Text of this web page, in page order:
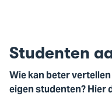
Studenten
Wie kan beter
eigen studenten? Hier